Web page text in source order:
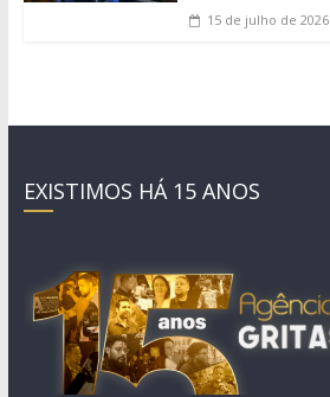
15 de julho de 2026
EXISTIMOS HÁ 15 ANOS